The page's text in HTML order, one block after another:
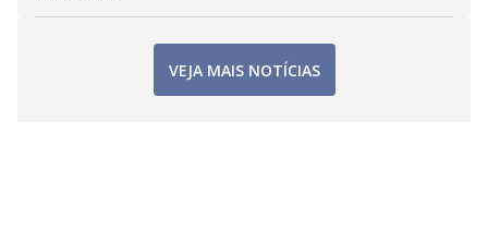
VEJA MAIS NOTÍCIAS